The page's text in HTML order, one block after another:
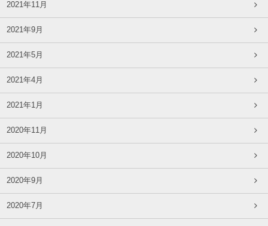
2021年11月
2021年9月
2021年5月
2021年4月
2021年1月
2020年11月
2020年10月
2020年9月
2020年7月